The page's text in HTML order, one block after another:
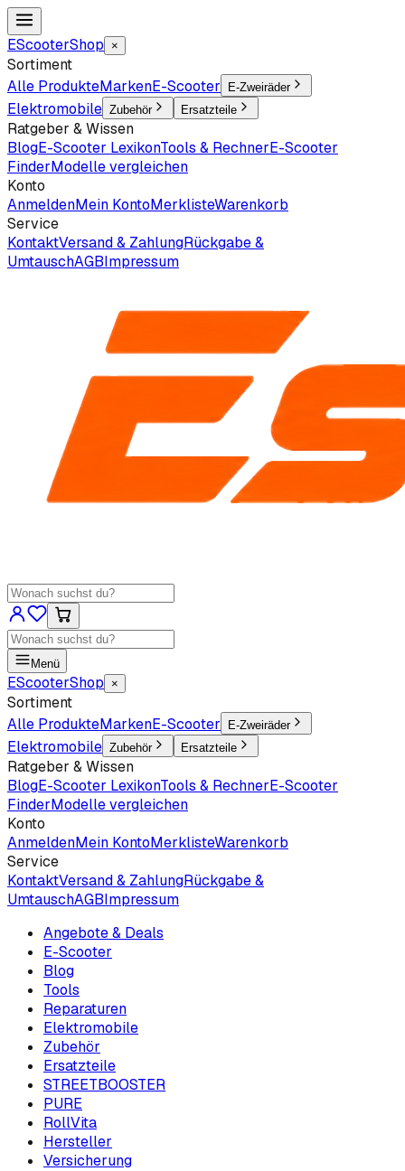
EScooterShop ×
Sortiment
Alle ProdukteMarkenE-Scooter E-Zweiräder
Elektromobile Zubehör Ersatzteile
Ratgeber & Wissen
BlogE-Scooter LexikonTools & RechnerE-Scooter
FinderModelle vergleichen
Konto
AnmeldenMein KontoMerklisteWarenkorb
Service
KontaktVersand & ZahlungRückgabe &
UmtauschAGBImpressum
Menü
EScooterShop ×
Sortiment
Alle ProdukteMarkenE-Scooter E-Zweiräder
Elektromobile Zubehör Ersatzteile
Ratgeber & Wissen
BlogE-Scooter LexikonTools & RechnerE-Scooter
FinderModelle vergleichen
Konto
AnmeldenMein KontoMerklisteWarenkorb
Service
KontaktVersand & ZahlungRückgabe &
UmtauschAGBImpressum
Angebote & Deals
E-Scooter
Blog
Tools
Reparaturen
Elektromobile
Zubehör
Ersatzteile
STREETBOOSTER
PURE
RollVita
Hersteller
Versicherung